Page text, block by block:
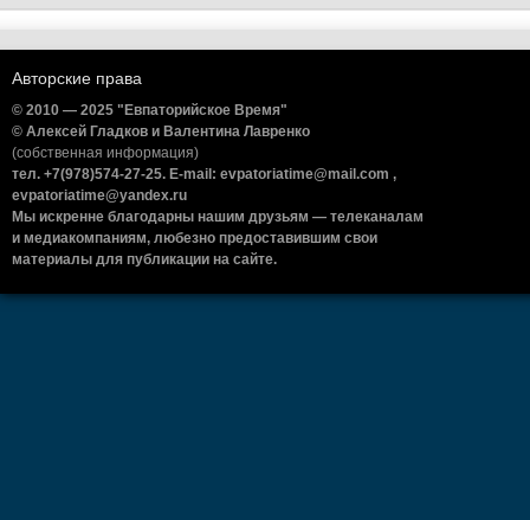
Авторские права
© 2010 — 2025 "Евпаторийское Время"
© Алексей Гладков и Валентина Лавренко
(собственная информация)
тел. +7(978)574-27-25. E-mail: evpatoriatime@mail.com ,
evpatoriatime@yandex.ru
Мы искренне благодарны нашим друзьям — телеканалам
и медиакомпаниям, любезно предоставившим свои
материалы для публикации на сайте.